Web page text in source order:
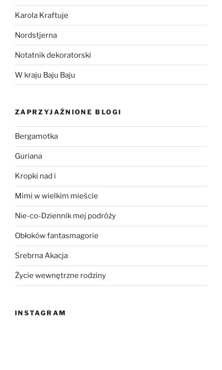
Karola Kraftuje
Nordstjerna
Notatnik dekoratorski
W kraju Baju Baju
ZAPRZYJAŹNIONE BLOGI
Bergamotka
Guriana
Kropki nad i
Mimi w wielkim mieście
Nie-co-Dziennik mej podróży
Obłoków fantasmagorie
Srebrna Akacja
Życie wewnętrzne rodziny
INSTAGRAM